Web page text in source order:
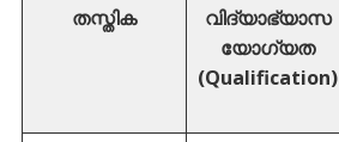
തസ്തിക
വിദ്യാഭ്യാസ
യോഗ്യത
(Qualification)